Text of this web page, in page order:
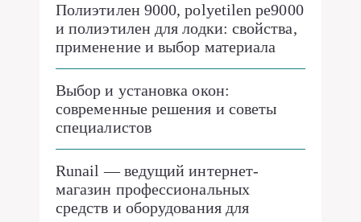
Полиэтилен 9000, polyetilen pe9000
и полиэтилен для лодки: свойства,
применение и выбор материала
Выбор и установка окон:
современные решения и советы
специалистов
Runail — ведущий интернет-
магазин профессиональных
средств и оборудования для